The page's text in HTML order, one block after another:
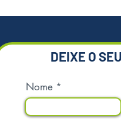
de
•
• Podem
• Não
DEIXE O
Nome